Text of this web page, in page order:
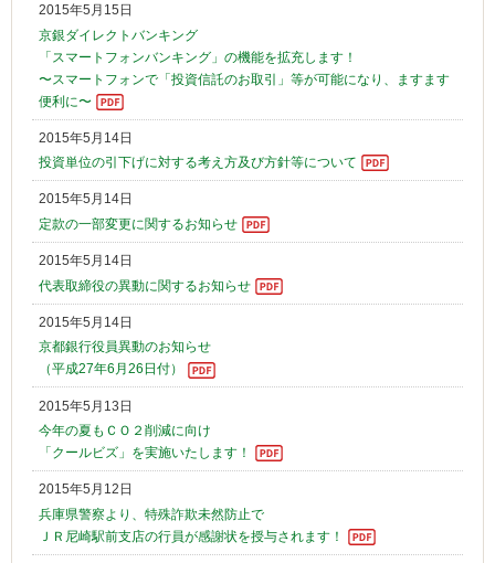
2015年5月15日
京銀ダイレクトバンキング
「スマートフォンバンキング」の機能を拡充します！
〜スマートフォンで「投資信託のお取引」等が可能になり、ますます
便利に〜
2015年5月14日
投資単位の引下げに対する考え方及び方針等について
2015年5月14日
定款の一部変更に関するお知らせ
2015年5月14日
代表取締役の異動に関するお知らせ
2015年5月14日
京都銀行役員異動のお知らせ
（平成27年6月26日付）
2015年5月13日
今年の夏もＣＯ２削減に向け
「クールビズ」を実施いたします！
2015年5月12日
兵庫県警察より、特殊詐欺未然防止で
ＪＲ尼崎駅前支店の行員が感謝状を授与されます！